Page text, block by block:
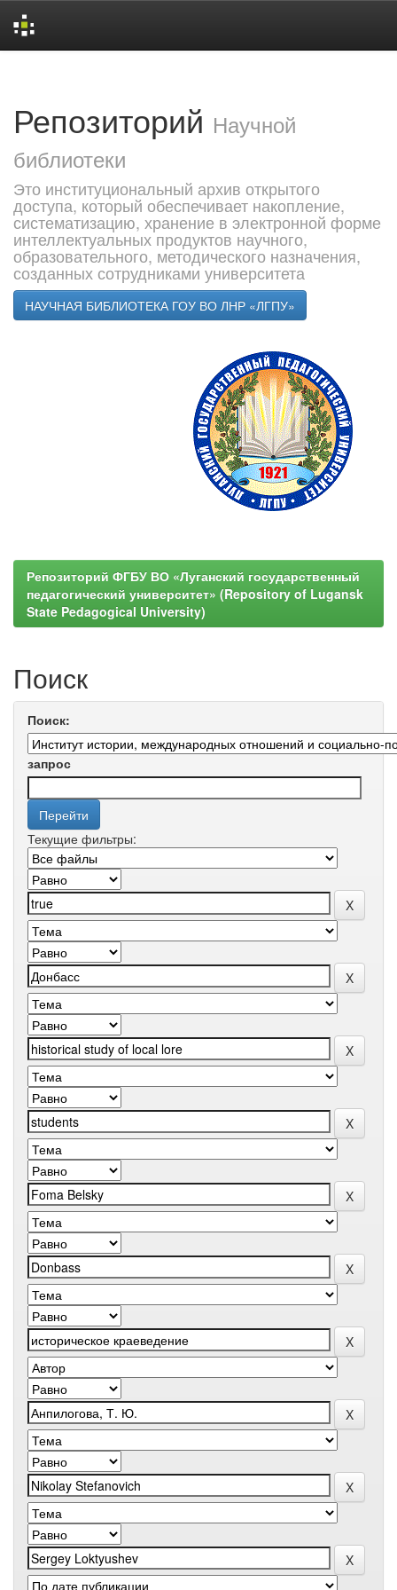
Репозиторий Научной
библиотеки
Это институциональный архив открытого
доступа, который обеспечивает накопление,
систематизацию, хранение в электронной форме
интеллектуальных продуктов научного,
образовательного, методического назначения,
созданных сотрудниками университета
НАУЧНАЯ БИБЛИОТЕКА ГОУ ВО ЛНР «ЛГПУ»
Репозиторий ФГБУ ВО «Луганский государственный
педагогический университет» (Repository of Lugansk
State Pedagogical University)
Поиск
Поиск:
запрос
Текущие фильтры: